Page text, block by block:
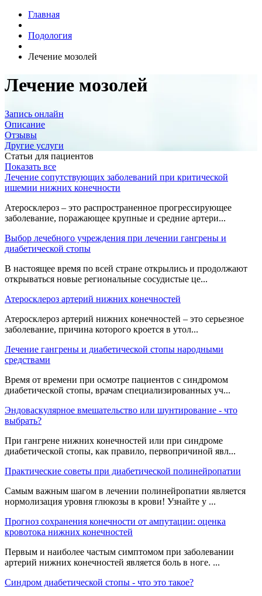
Главная
Подология
Лечение мозолей
Лечение мозолей
Запись онлайн
Описание
Отзывы
Другие услуги
Статьи для пациентов
Показать все
Лечение сопутствующих заболеваний при критической
ишемии нижних конечности
Атеросклероз – это распространенное прогрессирующее
заболевание, поражающее крупные и средние артери...
Выбор лечебного учреждения при лечении гангрены и
диабетической стопы
В настоящее время по всей стране открылись и продолжают
открываться новые региональные сосудистые це...
Атеросклероз артерий нижних конечностей
Атеросклероз артерий нижних конечностей – это серьезное
заболевание, причина которого кроется в утол...
Лечение гангрены и диабетической стопы народными
средствами
Время от времени при осмотре пациентов с синдромом
диабетической стопы, врачам специализированных уч...
Эндоваскулярное вмешательство или шунтирование - что
выбрать?
При гангрене нижних конечностей или при синдроме
диабетической стопы, как правило, первопричиной явл...
Практические советы при диабетической полинейропатии
Самым важным шагом в лечении полинейропатии является
нормолизация уровня глюкозы в крови! Узнайте у ...
Прогноз сохранения конечности от ампутации: оценка
кровотока нижних конечностей
Первым и наиболее частым симптомом при заболевании
артерий нижних конечностей является боль в ноге. ...
Синдром диабетической стопы - что это такое?